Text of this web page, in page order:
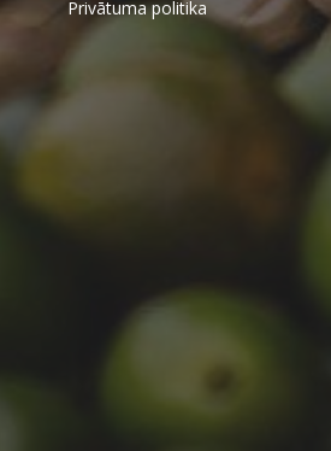
Privātuma politika